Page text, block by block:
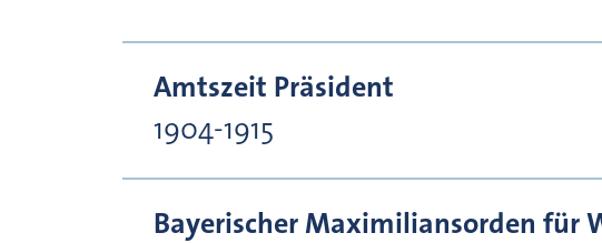
Amtszeit Präsident
1904-1915
Bayerischer Maximiliansorden für